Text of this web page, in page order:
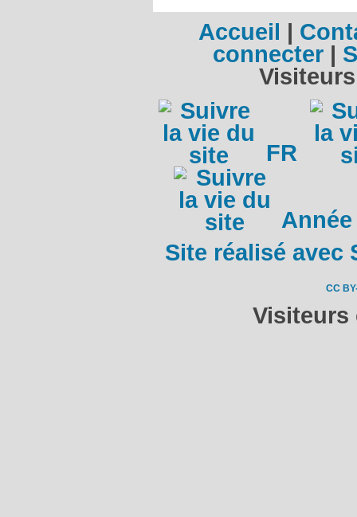
Accueil
connecter
FR
Site réalisé avec
CC